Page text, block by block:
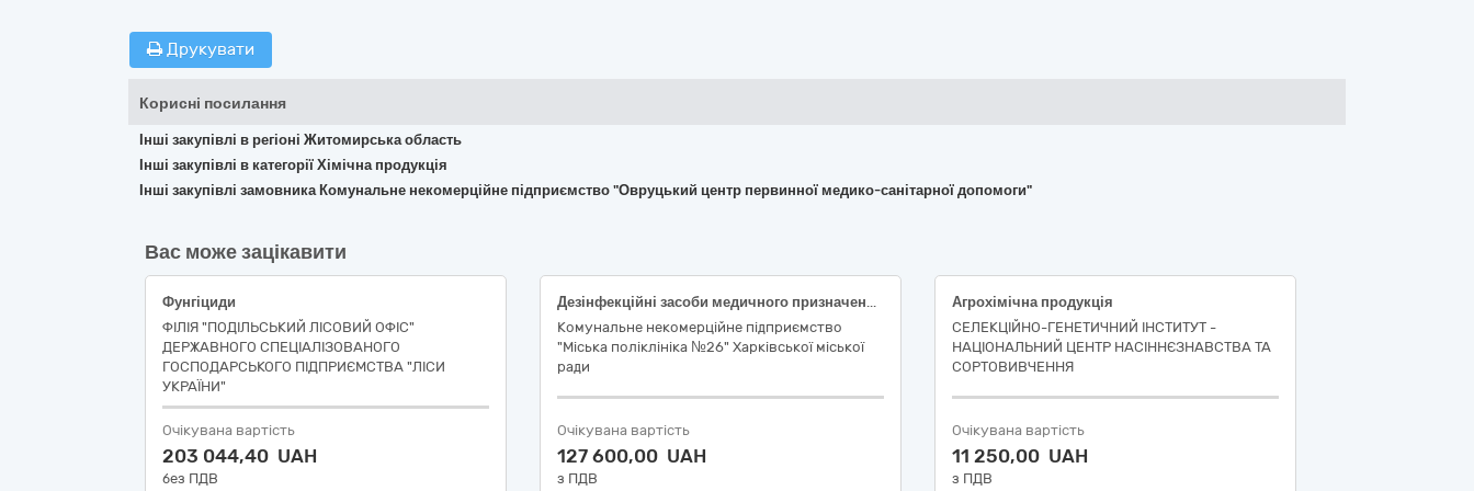
Друкувати
Корисні посилання
Інші закупівлі в регіоні Житомирська область
Інші закупівлі в категорії Хімічна продукція
Інші закупівлі замовника Комунальне некомерційне підприємство "Овруцький центр первинної медико-санітарної допомоги"
Вас може зацікавити
Фунгіциди
ФІЛІЯ "ПОДІЛЬСЬКИЙ ЛІСОВИЙ ОФІС"
ДЕРЖАВНОГО СПЕЦІАЛІЗОВАНОГО
ГОСПОДАРСЬКОГО ПІДПРИЄМСТВА "ЛІСИ
УКРАЇНИ"
Очікувана вартість
203 044,40 UAH
без ПДВ
Дезінфекційні засоби медичного призначення, згідно коду Єдиного закупівельного словника ДК 021:2015 24450000-3 Агрохімічна продукція (24455000-8 Дезінфекційні засоби), (Код за НК 024:2023 47631 Засіб дезінфікувальний для медичних виробів)
Комунальне некомерційне підприємство
"Міська поліклініка №26" Харківської міської
ради
Очікувана вартість
127 600,00 UAH
з ПДВ
Агрохімічна продукція
СЕЛЕКЦІЙНО-ГЕНЕТИЧНИЙ ІНСТИТУТ -
НАЦІОНАЛЬНИЙ ЦЕНТР НАСІННЄЗНАВСТВА ТА
СОРТОВИВЧЕННЯ
Очікувана вартість
11 250,00 UAH
з ПДВ